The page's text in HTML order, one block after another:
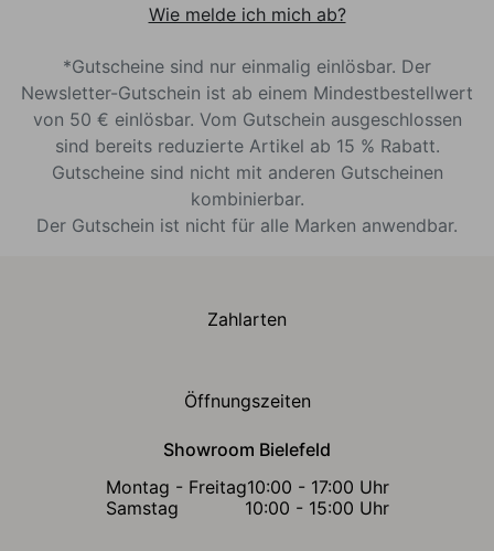
Wie melde ich mich ab?
*Gutscheine sind nur einmalig einlösbar. Der
Newsletter-Gutschein ist ab einem Mindestbestellwert
von 50 € einlösbar. Vom Gutschein ausgeschlossen
sind bereits reduzierte Artikel ab 15 % Rabatt.
Gutscheine sind nicht mit anderen Gutscheinen
kombinierbar.
Der Gutschein ist nicht für alle Marken anwendbar.
Zahlarten
Öffnungszeiten
Showroom Bielefeld
Montag - Freitag10:00 - 17:00 Uhr
Samstag
10:00 - 15:00 Uhr